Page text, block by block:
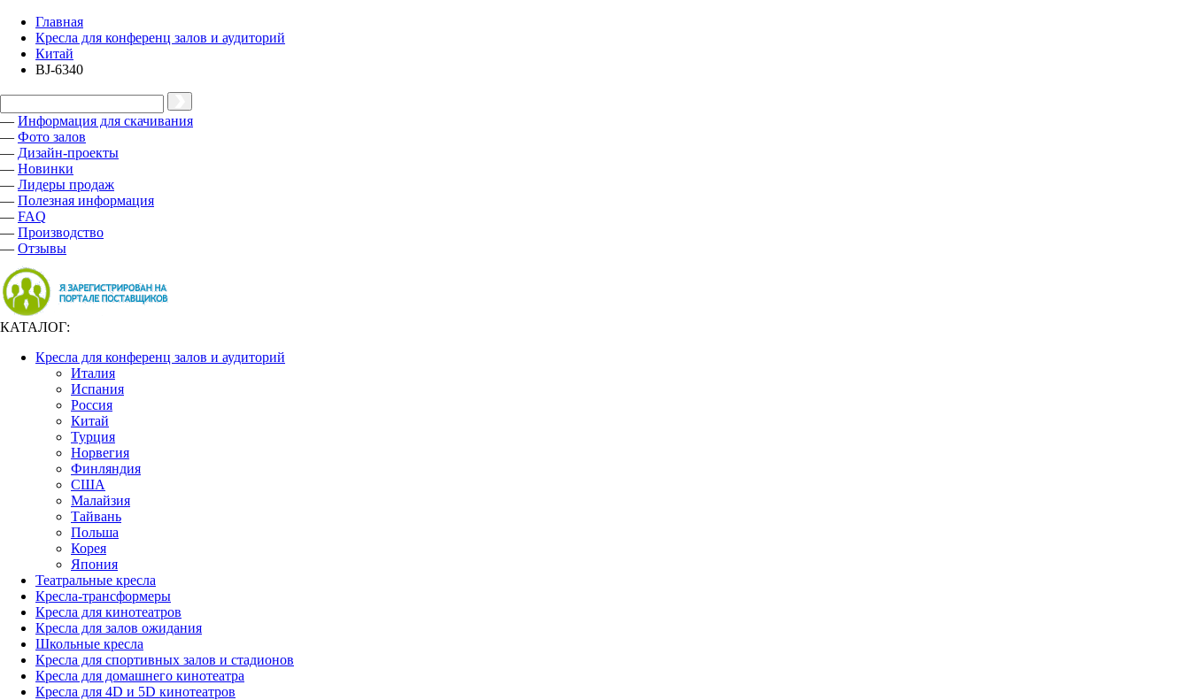
Главная
Кресла для конференц залов и аудиторий
Китай
BJ-6340
— Информация для скачивания
— Фото залов
— Дизайн-проекты
— Новинки
— Лидеры продаж
— Полезная информация
— FAQ
— Производство
— Отзывы
КАТАЛОГ:
Кресла для конференц залов и аудиторий
Италия
Испания
Россия
Китай
Турция
Норвегия
Финляндия
США
Малайзия
Тайвань
Польша
Корея
Япония
Театральные кресла
Кресла-трансформеры
Кресла для кинотеатров
Кресла для залов ожидания
Школьные кресла
Кресла для спортивных залов и стадионов
Кресла для домашнего кинотеатра
Кресла для 4D и 5D кинотеатров